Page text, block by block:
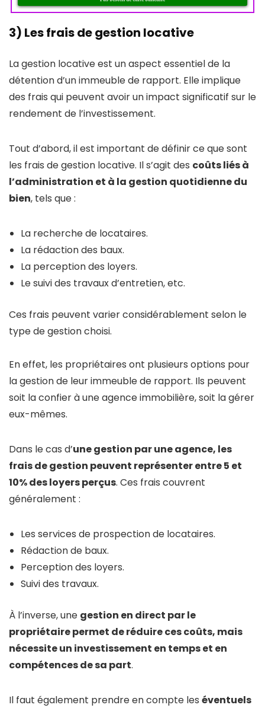
3) Les frais de gestion locative
La gestion locative est un aspect essentiel de la
détention d’un immeuble de rapport. Elle implique
des frais qui peuvent avoir un impact significatif sur le
rendement de l’investissement.
Tout d’abord, il est important de définir ce que sont
les frais de gestion locative. Il s’agit des coûts liés à
l’administration et à la gestion quotidienne du
bien, tels que :
La recherche de locataires.
La rédaction des baux.
La perception des loyers.
Le suivi des travaux d’entretien, etc.
Ces frais peuvent varier considérablement selon le
type de gestion choisi.
En effet, les propriétaires ont plusieurs options pour
la gestion de leur immeuble de rapport. Ils peuvent
soit la confier à une agence immobilière, soit la gérer
eux-mêmes.
Dans le cas d’une gestion par une agence, les
frais de gestion peuvent représenter entre 5 et
10% des loyers perçus. Ces frais couvrent
généralement :
Les services de prospection de locataires.
Rédaction de baux.
Perception des loyers.
Suivi des travaux.
À l’inverse, une gestion en direct par le
propriétaire permet de réduire ces coûts, mais
nécessite un investissement en temps et en
compétences de sa part.
Il faut également prendre en compte les éventuels